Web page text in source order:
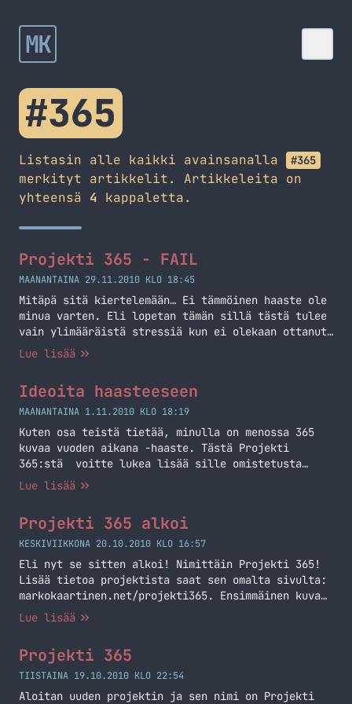
MK
#365
Listasin alle kaikki avainsanalla #365
merkityt artikkelit. Artikkeleita on
yhteensä 4 kappaletta.
Projekti 365 - FAIL
MAANANTAINA 29.11.2010 KLO 18:45
Mitäpä sitä kiertelemään… Ei tämmöinen haaste ole
minua varten. Eli lopetan tämän sillä tästä tulee
vain ylimääräistä stressiä kun ei olekaan ottanut
kuvaa pitkään aikaan… Lopetan tämän Projekti 365
halua julkaista kuvaa järkkäristä ilman, että
käsittelen sitä – tämä tekee… Jatka lukemista
Projekti 365 – FAIL
Lue lisää
Ideoita haasteeseen
MAANANTAINA 1.11.2010 KLO 18:19
Kuten osa teistä tietää, minulla on menossa 365
kuvaa vuoden aikana -haaste. Tästä Projekti
365:stä voitte lukea lisää sille omistetusta
sivusta: https://markokaartinen.net/projekti365/.
Tahtoisinkin ideoita kuviin. Eli jonkinlaisia
teemoja? Kuva ideoita? Eli simppelisti, millaisen
kuvan voisin ottaa? Nyt on onneksi tän illan
kuvalle idea, mutta… Jatka lukemista Ideoita
haasteeseen
Lue lisää
Projekti 365 alkoi
KESKIVIIKKONA 20.10.2010 KLO 16:57
Eli nyt se sitten alkoi! Nimittäin Projekti 365!
Lisää tietoa projektista saat sen omalta sivulta:
markokaartinen.net/projekti365. Ensimmäinen kuva
julkaistiin juuri äsken Flickriin ja julkaisen sen
tehty myös Making of blogipostaus:
https://markokaartinen.net/making-of-1/
Lue lisää
Projekti 365
TIISTAINA 19.10.2010 KLO 22:54
Aloitan uuden projektin ja sen nimi on Projekti